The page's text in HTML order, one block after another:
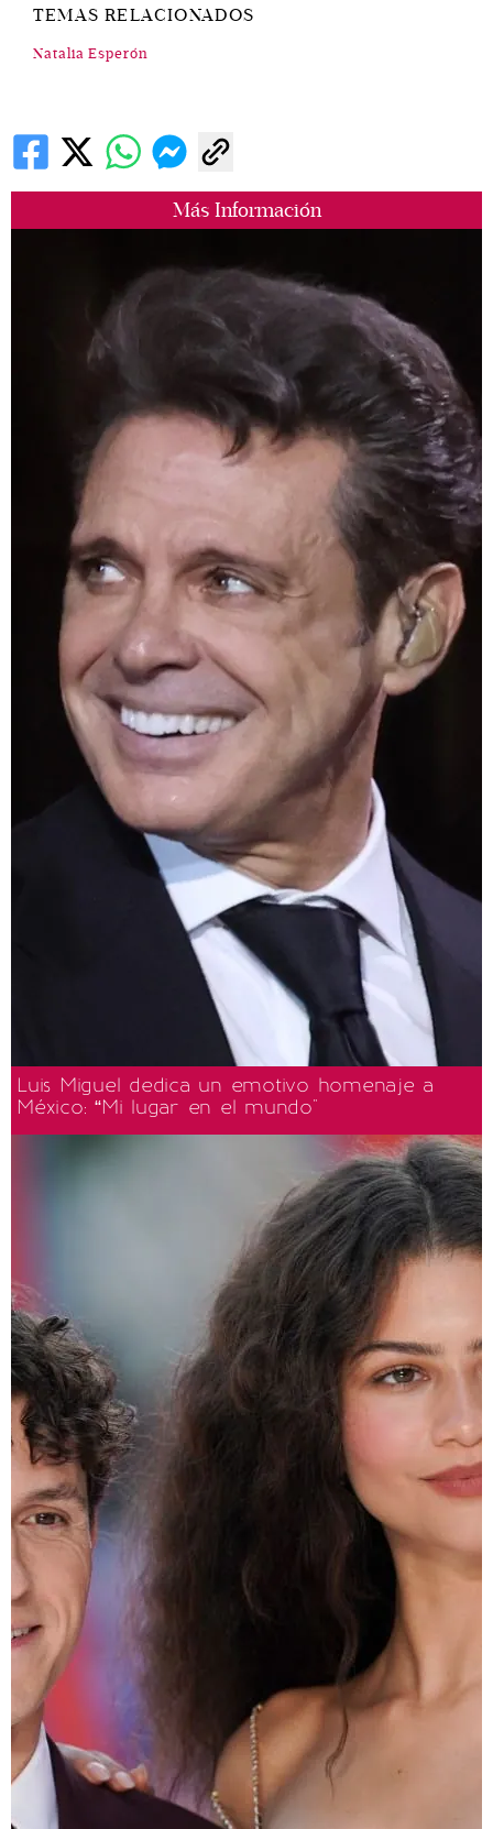
Más Información
Luis Miguel dedica un emotivo homenaje a
México: “Mi lugar en el mundo"
TEMAS RELACIONADOS
Natalia Esperón